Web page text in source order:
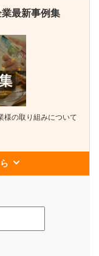
最新事例集
様の取り組みについて